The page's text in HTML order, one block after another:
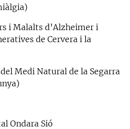
i Malalts d’Alzheimer i
de Cervera i la
Medi Natural de la Segarra
Ondara Sió